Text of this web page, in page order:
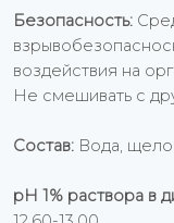
Безопасность:
воздействия на
Не смешивать с
Состав: Вода,
рН 1% раствора в